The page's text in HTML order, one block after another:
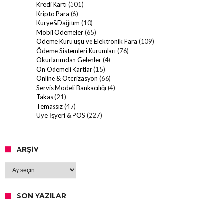
Kredi Kartı (301)
Kripto Para (6)
Kurye&Dağıtım (10)
Mobil Ödemeler(65)
Ödeme Kuruluşu ve Elektronik Para (109)
Ödeme Sistemleri Kurumları (76)
Okurlarımdan Gelenler(4)
Ön Ödemeli Kartlar(15)
Online & Otorizasyon (66)
Servis Modeli Bankacılığı (4)
Takas(21)
Temassız(47)
Üye İşyeri & POS (227)
ARŞIV
Arşiv
SON YAZILAR